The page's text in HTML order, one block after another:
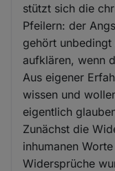
stützt sich die
Pfeilern: der
gehört
aufklären, wenn
Aus eigener
wissen und
eigentlich
Zunächst die
inhumanen
Widersprüche